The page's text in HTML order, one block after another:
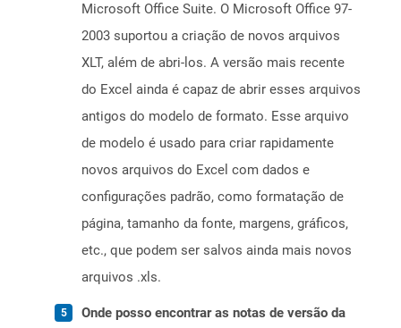
Microsoft Office Suite. O Microsoft Office 97-
2003 suportou a criação de novos arquivos
XLT, além de abri-los. A versão mais recente
do Excel ainda é capaz de abrir esses arquivos
antigos do modelo de formato. Esse arquivo
de modelo é usado para criar rapidamente
novos arquivos do Excel com dados e
configurações padrão, como formatação de
página, tamanho da fonte, margens, gráficos,
etc., que podem ser salvos ainda mais novos
arquivos .xls.
Onde posso encontrar as notas de versão da